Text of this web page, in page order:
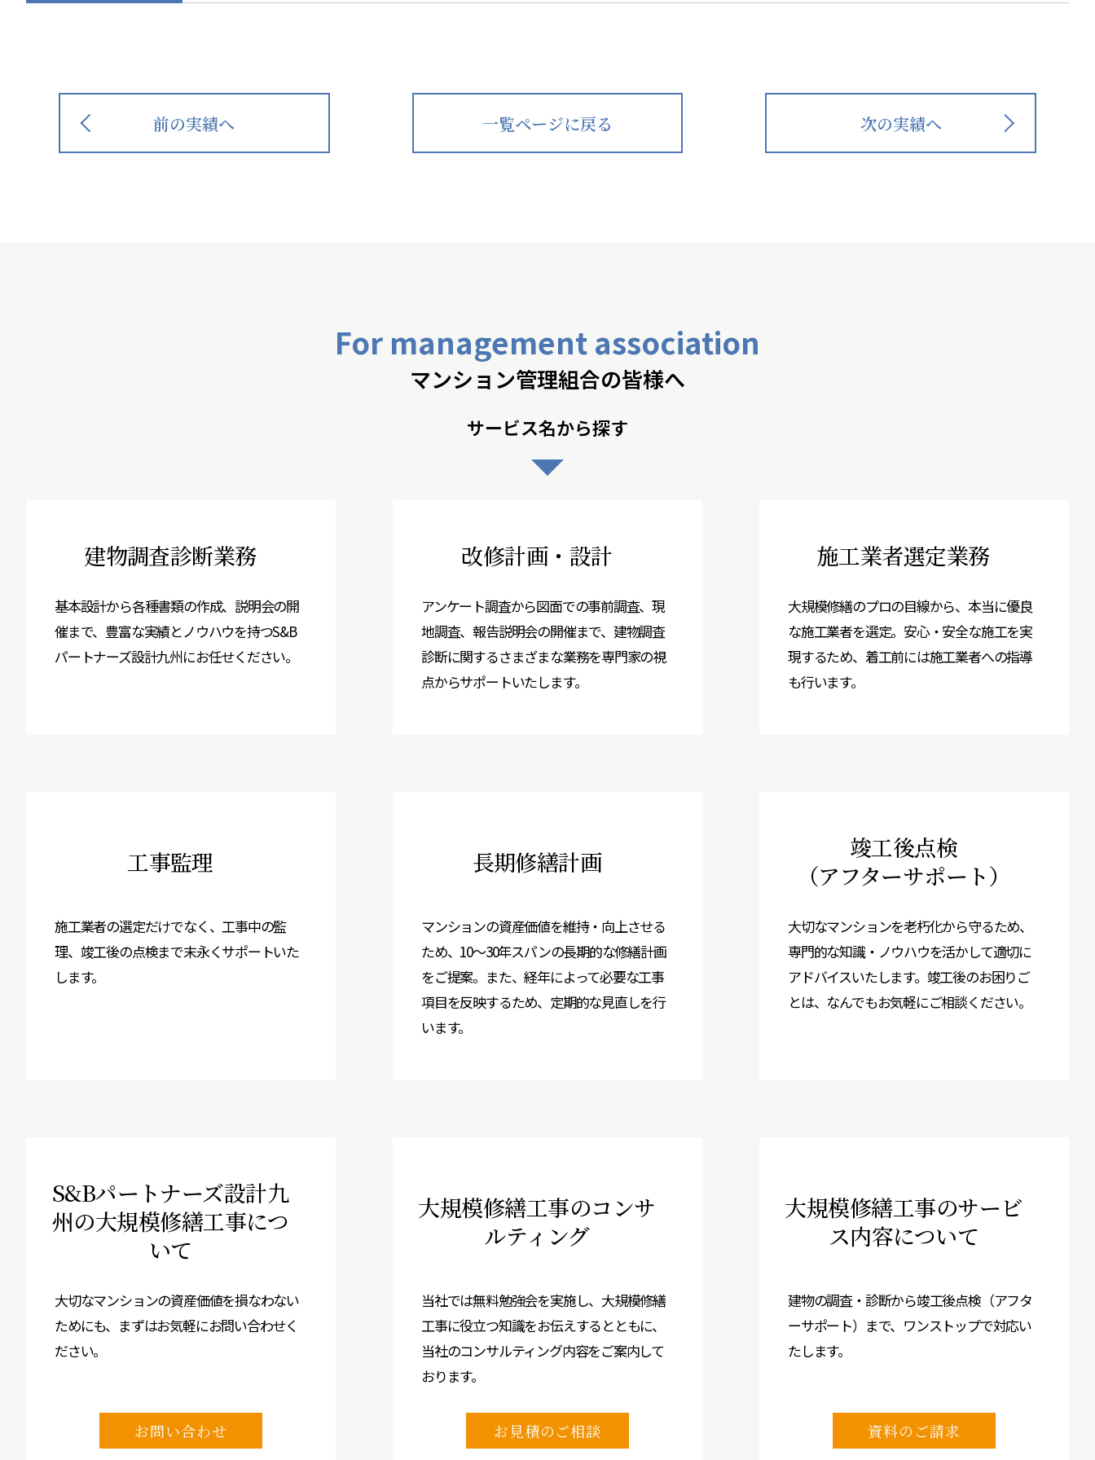
前の実績へ 一覧ページに戻る 次の実績へ
For management association
マンション管理組合の皆様へ
サービス名から探す
建物調査診断業務
基本設計から各種書類の作成、説明会の開
催まで、豊富な実績とノウハウを持つS&B
パートナーズ設計九州にお任せください。
改修計画・設計
アンケート調査から図面での事前調査、現
地調査、報告説明会の開催まで、建物調査
診断に関するさまざまな業務を専門家の視
点からサポートいたします。
施工業者選定業務
大規模修繕のプロの目線から、本当に優良
な施工業者を選定。安心・安全な施工を実
現するため、着工前には施工業者への指導
も行います。
工事監理
施工業者の選定だけでなく、工事中の監
理、竣工後の点検まで末永くサポートいた
します。
長期修繕計画
マンションの資産価値を維持・向上させる
ため、10～30年スパンの長期的な修繕計画
をご提案。また、経年によって必要な工事
項目を反映するため、定期的な見直しを行
います。
竣工後点検
（アフターサポート）
大切なマンションを老朽化から守るため、
専門的な知識・ノウハウを活かして適切に
アドバイスいたします。竣工後のお困りご
とは、なんでもお気軽にご相談ください。
S&Bパートナーズ設計九
州の大規模修繕工事につ
いて
大切なマンションの資産価値を損なわない
ためにも、まずはお気軽にお問い合わせく
ださい。
お問い合わせ
大規模修繕工事のコンサ
ルティング
当社では無料勉強会を実施し、大規模修繕
工事に役立つ知識をお伝えするとともに、
当社のコンサルティング内容をご案内して
おります。
お見積のご相談
大規模修繕工事のサービ
ス内容について
建物の調査・診断から竣工後点検（アフタ
ーサポート）まで、ワンストップで対応い
たします。
資料のご請求